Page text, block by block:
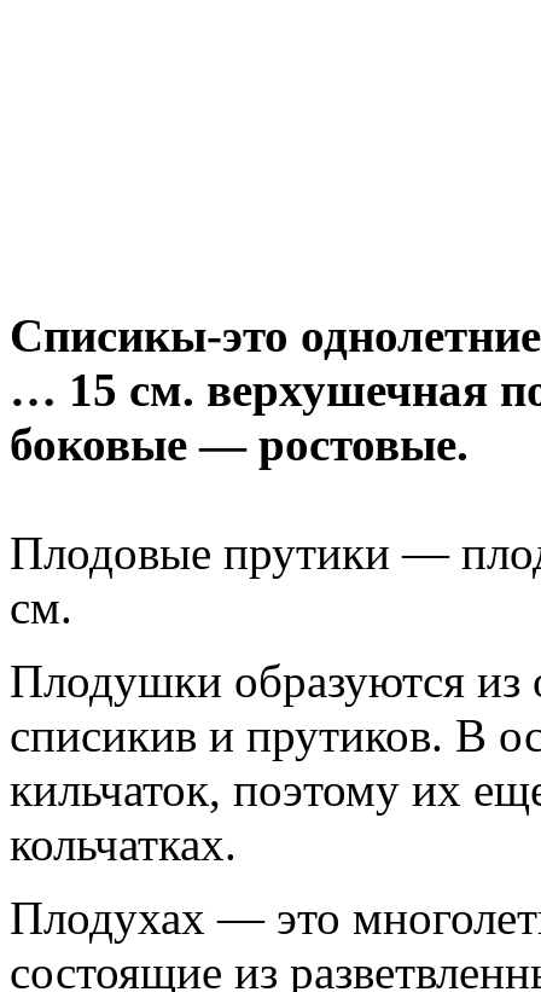
Списикы-это
… 15 см. верхушечная
боковые — ростовые.
Плодовые прутики —
см.
Плодушки образуются из
списикив и прутиков. В
кильчаток, поэтому их
кольчатках.
Плодухах — это
состоящие из